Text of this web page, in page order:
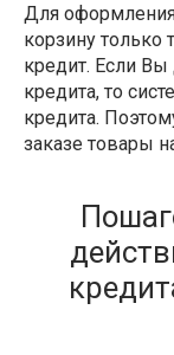
Для
корзину только
кредит. Если
кредита, то
кредита.
заказе товары